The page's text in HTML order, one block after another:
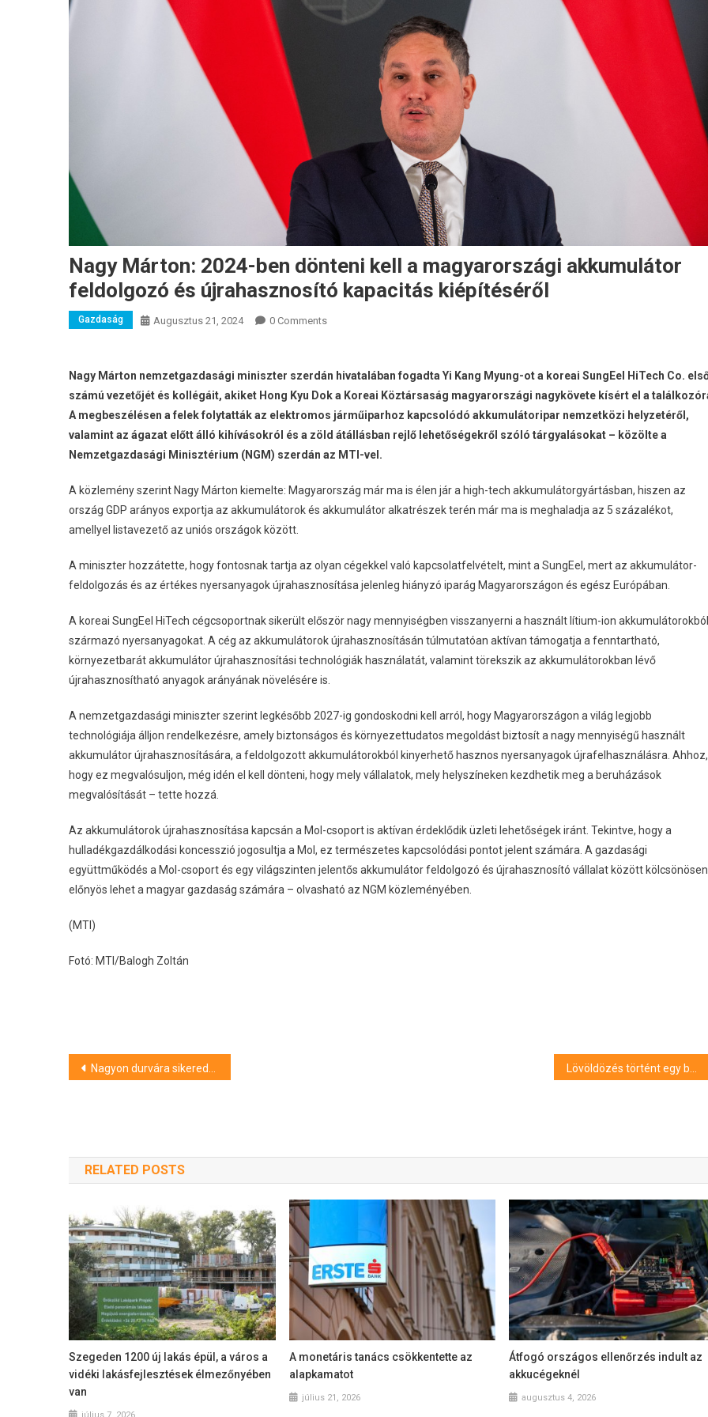
Nagy Márton: 2024-ben dönteni kell a magyarországi akkumulátor
feldolgozó és újrahasznosító kapacitás kiépítéséről
Gazdaság Augusztus 21, 2024 0 Comments
Nagy Márton nemzetgazdasági miniszter szerdán hivatalában fogadta Yi Kang Myung-ot a koreai SungEel HiTech Co.
számú vezetőjét és kollégáit, akiket Hong Kyu Dok a Koreai Köztársaság magyarországi nagykövete kísért el a
A megbeszélésen a felek folytatták az elektromos járműiparhoz kapcsolódó akkumulátoripar nemzetközi helyzetéről,
valamint az ágazat előtt álló kihívásokról és a zöld átállásban rejlő lehetőségekről szóló tárgyalásokat – közölte a
Nemzetgazdasági Minisztérium (NGM) szerdán az MTI-vel.
A közlemény szerint Nagy Márton kiemelte: Magyarország már ma is élen jár a high-tech akkumulátorgyártásban, hiszen az
ország GDP arányos exportja az akkumulátorok és akkumulátor alkatrészek terén már ma is meghaladja az 5 százalékot,
amellyel listavezető az uniós országok között.
A miniszter hozzátette, hogy fontosnak tartja az olyan cégekkel való kapcsolatfelvételt, mint a SungEel, mert az akkumulátor-
feldolgozás és az értékes nyersanyagok újrahasznosítása jelenleg hiányzó iparág Magyarországon és egész Európában.
A koreai SungEel HiTech cégcsoportnak sikerült először nagy mennyiségben visszanyerni a használt lítium-ion akkumulátorokból
származó nyersanyagokat. A cég az akkumulátorok újrahasznosításán túlmutatóan aktívan támogatja a fenntartható,
környezetbarát akkumulátor újrahasznosítási technológiák használatát, valamint törekszik az akkumulátorokban lévő
újrahasznosítható anyagok arányának növelésére is.
A nemzetgazdasági miniszter szerint legkésőbb 2027-ig gondoskodni kell arról, hogy Magyarországon a világ legjobb
technológiája álljon rendelkezésre, amely biztonságos és környezettudatos megoldást biztosít a nagy mennyiségű használt
akkumulátor újrahasznosítására, a feldolgozott akkumulátorokból kinyerhető hasznos nyersanyagok újrafelhasználásra. Ahhoz,
hogy ez megvalósuljon, még idén el kell dönteni, hogy mely vállalatok, mely helyszíneken kezdhetik meg a beruházások
megvalósítását – tette hozzá.
Az akkumulátorok újrahasznosítása kapcsán a Mol-csoport is aktívan érdeklődik üzleti lehetőségek iránt. Tekintve, hogy a
hulladékgazdálkodási koncesszió jogosultja a Mol, ez természetes kapcsolódási pontot jelent számára. A gazdasági
együttműködés a Mol-csoport és egy világszinten jelentős akkumulátor feldolgozó és újrahasznosító vállalat között kölcsönösen
előnyös lehet a magyar gazdaság számára – olvasható az NGM közleményében.
(MTI)
Fotó: MTI/Balogh Zoltán
Bejegyzés
Nagyon durvára sikeredett a BME gólyatábora, ahová az elsősök nem vihettek be óvszert
RELATED POSTS
Szegeden 1200 új lakás épül, a város a
vidéki lakásfejlesztések élmezőnyében
van
július 7, 2026
A monetáris tanács csökkentette az
alapkamatot
július 21, 2026
Átfogó országos ellenőrzés indult az
akkucégeknél
augusztus 4, 2026